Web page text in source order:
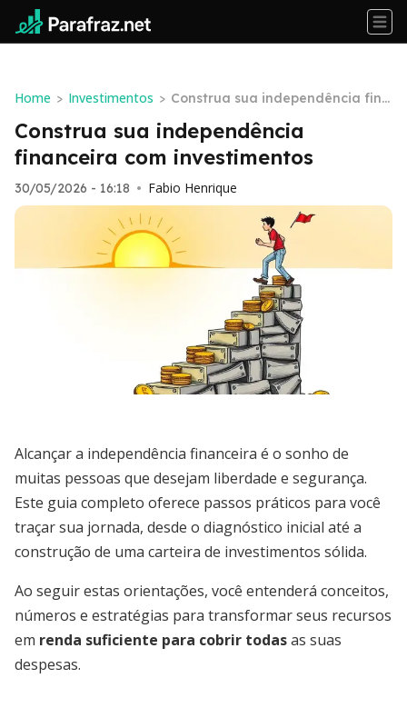
Home > Investimentos > Construa sua independência fina
nceira com investimentos
Construa sua independência
financeira com investimentos
30/05/2026 - 16:18 • Fabio Henrique
Alcançar a independência financeira é o sonho de
muitas pessoas que desejam liberdade e segurança.
Este guia completo oferece passos práticos para você
traçar sua jornada, desde o diagnóstico inicial até a
construção de uma carteira de investimentos sólida.
Ao seguir estas orientações, você entenderá conceitos,
números e estratégias para transformar seus recursos
em renda suficiente para cobrir todasas suas
despesas.